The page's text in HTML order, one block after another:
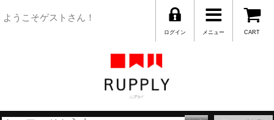
ようこそゲストさん！
CART
メニュー
ログイン